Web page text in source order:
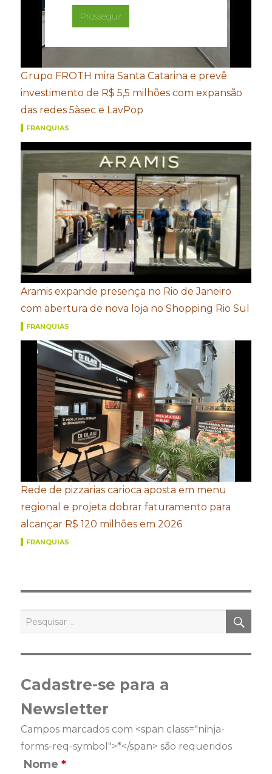
Prosseguir
Grupo FROTH mira Santa Catarina e prevê
investimento de R$ 5,5 milhões com expansão
das redes 5àsec e LavPop
FRANQUIAS
Aramis expande presença no Rio de Janeiro
com abertura de nova loja no Shopping Rio Sul
FRANQUIAS
Rede de pizzarias carioca aposta em menu
regional e projeta dobrar faturamento para
alcançar R$ 120 milhões em 2026
FRANQUIAS
por:
Cadastre-se para a
Newsletter
Campos marcados com <span class="ninja-
forms-req-symbol">*</span> são requeridos
Nome*